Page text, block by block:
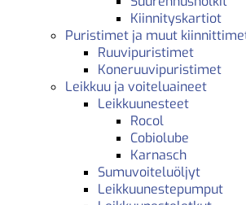
Kiinnityskartiot
Puristimet ja muut
Ruuvipuristimet
Koneruuvipuristimet
Leikkuu ja voiteluaineet
Leikkuunesteet
Rocol
Cobiolube
Karnasch
Sumuvoiteluöljyt
Leikkuunestepumput